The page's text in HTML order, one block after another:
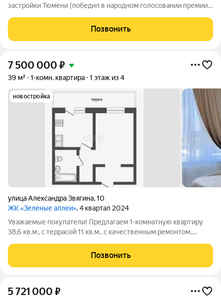
застройки Тюмени (победил в народном голосовании премии
малоэтажный комплекс в Тюмени, предлагающий европейский
формат жилья. Расположен в
Позвонить
7 500 000 ₽
39 м² 1-комн. квартира 1 этаж из 4
новостройка
​улица Александра Звягина,10
ЖК «Зеленые аллеи», 4 квартал 2024
Уважаемые покупатели! Предлагаем 1-комнатную квартиру
38,6 кв.м., с террасой 11 кв.м., с качественным ремонтом,
шикарном ЖК «Зеленые аллеи»! Это малоэтажный жилой
комплекс, с закрытыми
Позвонить
5 721 000 ₽